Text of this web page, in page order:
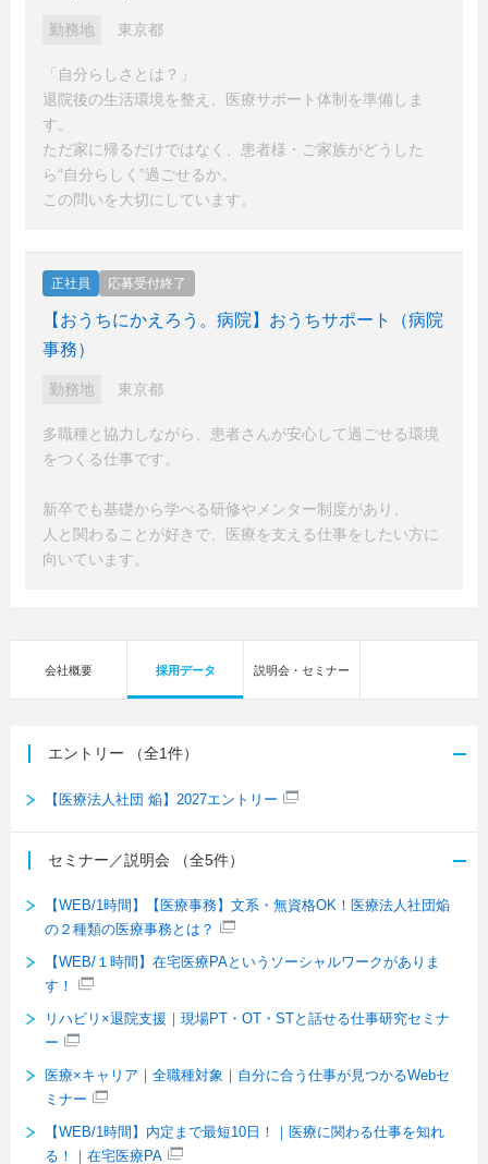
勤務地 東京都
「自分らしさとは？」
退院後の生活環境を整え、医療サポート体制を準備しま
す。
ただ家に帰るだけではなく、患者様・ご家族がどうした
ら“自分らしく”過ごせるか。
この問いを大切にしています。
正社員 応募受付終了
【おうちにかえろう。病院】おうちサポート（病院
事務）
勤務地 東京都
多職種と協力しながら、患者さんが安心して過ごせる環境
をつくる仕事です。
新卒でも基礎から学べる研修やメンター制度があり、
人と関わることが好きで、医療を支える仕事をしたい方に
向いています。
会社概要 採用データ 説明会・セミナー
エントリー （全1件）
【医療法人社団 焔】2027エントリー
セミナー／説明会 （全5件）
【WEB/1時間】【医療事務】文系・無資格OK！医療法人社団焔
の２種類の医療事務とは？
【WEB/１時間】在宅医療PAというソーシャルワークがありま
す！
リハビリ×退院支援｜現場PT・OT・STと話せる仕事研究セミナ
ー
医療×キャリア｜全職種対象｜自分に合う仕事が見つかるWebセ
ミナー
【WEB/1時間】内定まで最短10日！｜医療に関わる仕事を知れ
る！｜在宅医療PA